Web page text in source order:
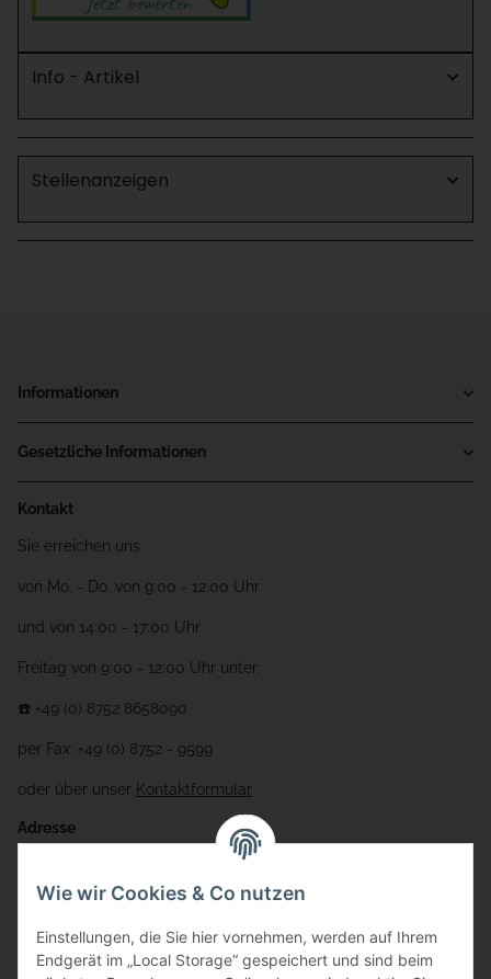
Info - Artikel
Stellenanzeigen
Informationen
Gesetzliche Informationen
Kontakt
Sie erreichen uns
von Mo. - Do. von 9:00 - 12:00 Uhr
und von 14:00 - 17:00 Uhr
Freitag von 9:00 - 12:00 Uhr unter:
☎️ +49 (0) 8752 8658090
per Fax: +49 (0) 8752 - 9599
oder über unser Kontaktformular
Adresse
Gewerbering 17
84072 Au i.d. Hallertau
Wie wir Cookies & Co nutzen
Einstellungen, die Sie hier vornehmen, werden auf Ihrem
Endgerät im „Local Storage“ gespeichert und sind beim